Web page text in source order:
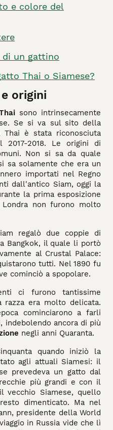
e colore del
di un gattino
Thai o Siamese?
origini
sono intrinsecamente
Se si va sul sito della
è stata riconosciuta
2017-2018. Le origini di
Non si sa da quale
sa solamente che era un
importati nel Regno
dall'antico Siam, oggi la
la prima esposizione
non furono molto
regalò due coppie di
Bangkok, il quale li portò
al Crustal Palace:
tutti. Nel 1890 fu
cominciò a spopolare.
ci furono tantissime
razza era molto delicata.
cominciarono a farli
indebolendo ancora di più
negli anni Quaranta.
quando iniziò la
agli attuali Siamesi: il
prevedeva un gatto dal
più grandi e con il
vecchio Siamese, quello
dimenticato. Ma nel
presidente della World
in Russia vide che lì